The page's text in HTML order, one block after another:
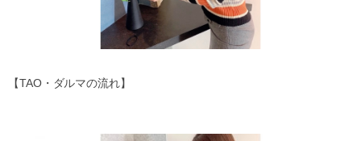
【TAO・ダルマの流れ】